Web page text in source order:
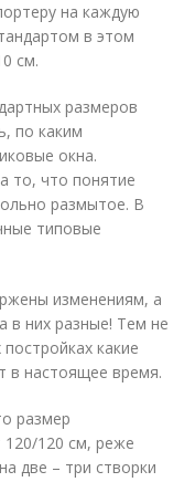
на каждую
в этом
см.
размеров
по каким
окна.
то, что понятие
размытое. В
типовые
изменениям, а
в них разные! Тем не
какие
в настоящее время.
размер
120/120 см, реже
две – три створки